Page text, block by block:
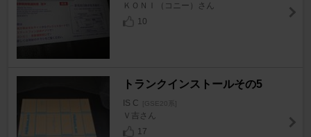
ＫＯＮＩ（コニー）さん
10
トランクインストールその5
IS C [GSE20系]
Ｖ吉さん
17